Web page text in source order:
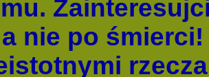
nie po